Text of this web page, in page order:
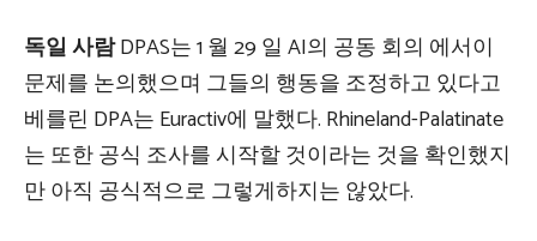
독일 사람DPAS는 1 월 29 일 AI의 공동 회의 에서이
문제를 논의했으며 그들의 행동을 조정하고 있다고
베를린 DPA는 Euractiv에 말했다. Rhineland-Palatinate
는 또한 공식 조사를 시작할 것이라는 것을 확인했지
만 아직 공식적으로 그렇게하지는 않았다.